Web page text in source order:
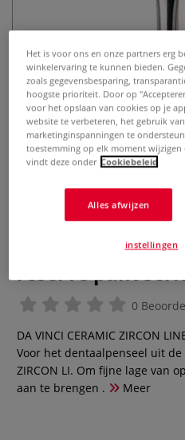
da Vinci |
reserve punt
0
DA VINCI CERAMIC ZIRCON
Voor het dentaalpenseel uit de
ZIRCON LI. Om fijne lage van
aan te brengen .
Meer
Het is voor ons en onze partners erg
winkelervaring te kunnen bieden.
zoals gegevensbesparing,
hoogste prioriteit. Door op
voor het opslaan van cookies op je
website te verbeteren, het gebruik
marketinginspanningen te
toestemming op elk moment
vindt deze onder Cookiebeleid
Alles afwijzen
instellingen